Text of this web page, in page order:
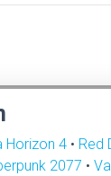
Horizon 4 • Red
2077 •